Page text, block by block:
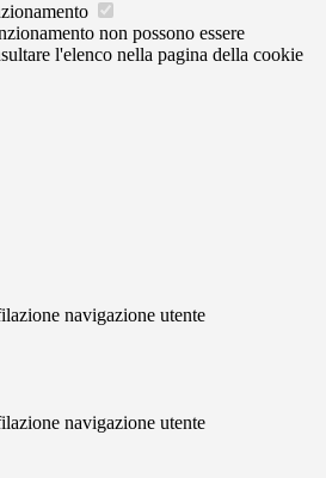
non possono essere
l'elenco nella pagina della cookie
navigazione utente
navigazione utente